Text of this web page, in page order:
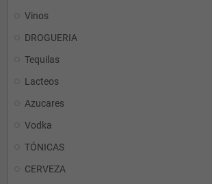
Vinos
DROGUERIA
Tequilas
Lacteos
Azucares
Vodka
TÓNICAS
CERVEZA